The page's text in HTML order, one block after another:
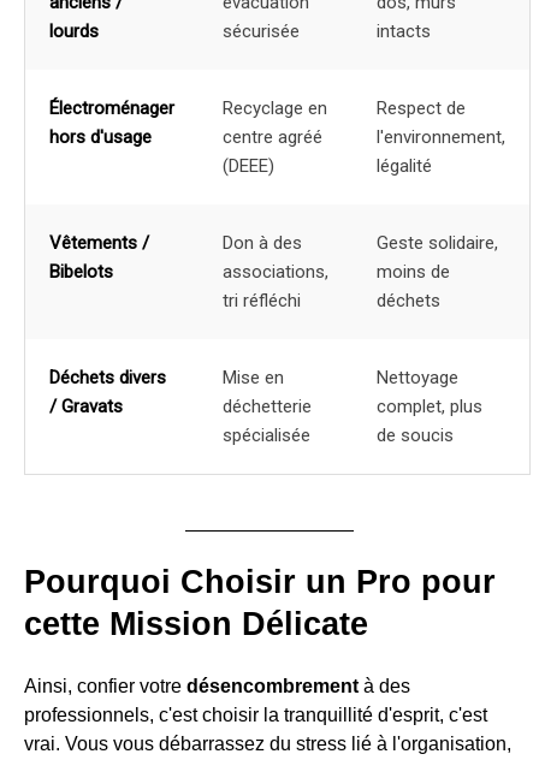
lourds
sécurisée
intacts
Électroménager
hors d'usage
Recyclage en
centre agréé
(DEEE)
Respect de
l'environnement,
légalité
Vêtements /
Bibelots
Don à des
associations,
tri réfléchi
Geste solidaire,
moins de
déchets
Déchets divers
/ Gravats
Mise en
déchetterie
spécialisée
Nettoyage
complet, plus
de soucis
Pourquoi Choisir un Pro pour
cette Mission Délicate
Ainsi, confier votre désencombrement à des
professionnels, c'est choisir la tranquillité d'esprit, c'est
vrai. Vous vous débarrassez du stress lié à l'organisation,